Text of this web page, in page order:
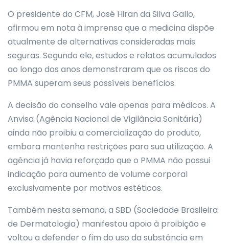
O presidente do CFM, José Hiran da Silva Gallo,
afirmou em nota à imprensa que a medicina dispõe
atualmente de alternativas consideradas mais
seguras. Segundo ele, estudos e relatos acumulados
ao longo dos anos demonstraram que os riscos do
PMMA superam seus possíveis benefícios.
A decisão do conselho vale apenas para médicos. A
Anvisa (Agência Nacional de Vigilância Sanitária)
ainda não proibiu a comercialização do produto,
embora mantenha restrições para sua utilização. A
agência já havia reforçado que o PMMA não possui
indicação para aumento de volume corporal
exclusivamente por motivos estéticos.
Também nesta semana, a SBD (Sociedade Brasileira
de Dermatologia) manifestou apoio à proibição e
voltou a defender o fim do uso da substância em